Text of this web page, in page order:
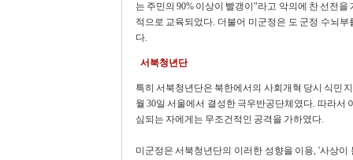
는 주민의 90% 이상이 빨갱이"라고 악의에 찬 선전
적으로 교육되었다. 더불어 미군정은 도 군정 수뇌
다.
서북청년단
특히 서북청년단은 북한에서의 사회개혁 당시 식민
월 30일 서울에서 결성한 극우반공단체였다. 따라
심되는 자에게는 무조건적인 공격을 가하였다.
미군정은 서북청년단의 이러한 성향을 이용, '사상